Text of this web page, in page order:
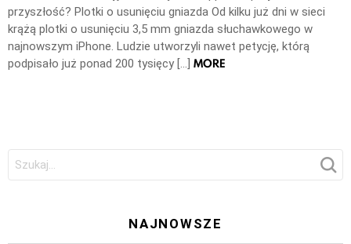
przyszłość? Plotki o usunięciu gniazda Od kilku już dni w sieci
krążą plotki o usunięciu 3,5 mm gniazda słuchawkowego w
najnowszym iPhone. Ludzie utworzyli nawet petycję, którą
podpisało już ponad 200 tysięcy […] MORE
Szukaj:
NAJNOWSZE